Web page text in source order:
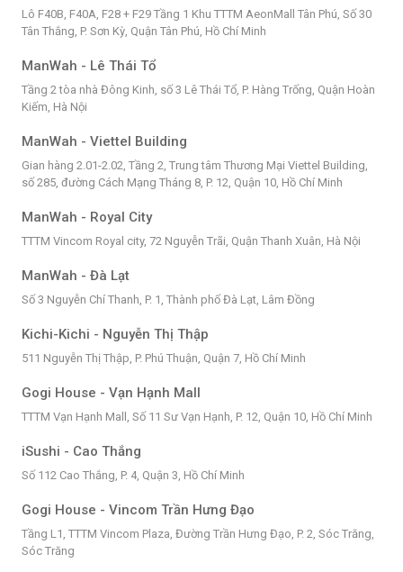
Lô F40B, F40A, F28 + F29 Tầng 1 Khu TTTM AeonMall Tân Phú, Số 30
Tân Thắng, P. Sơn Kỳ, Quận Tân Phú, Hồ Chí Minh
ManWah - Lê Thái Tổ
Tầng 2 tòa nhà Đông Kinh, số 3 Lê Thái Tổ, P. Hàng Trống, Quận Hoàn
Kiếm, Hà Nội
ManWah - Viettel Building
Gian hàng 2.01-2.02, Tầng 2, Trung tâm Thương Mại Viettel Building,
số 285, đường Cách Mạng Tháng 8, P. 12, Quận 10, Hồ Chí Minh
ManWah - Royal City
TTTM Vincom Royal city, 72 Nguyễn Trãi, Quận Thanh Xuân, Hà Nội
ManWah - Đà Lạt
Số 3 Nguyễn Chí Thanh, P. 1, Thành phố Đà Lạt, Lâm Đồng
Kichi-Kichi - Nguyễn Thị Thập
511 Nguyễn Thị Thập, P. Phú Thuận, Quận 7, Hồ Chí Minh
Gogi House - Vạn Hạnh Mall
TTTM Vạn Hạnh Mall, Số 11 Sư Vạn Hạnh, P. 12, Quận 10, Hồ Chí Minh
iSushi - Cao Thắng
Số 112 Cao Thắng, P. 4, Quận 3, Hồ Chí Minh
Gogi House - Vincom Trần Hưng Đạo
Tầng L1, TTTM Vincom Plaza, Đường Trần Hưng Đạo, P. 2, Sóc Trăng,
Sóc Trăng